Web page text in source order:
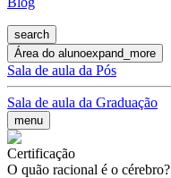
search
Área do alunoexpand_more
Sala de aula da Pós
Sala de aula da Graduação
menu
Certificação
O quão racional é o cérebro?